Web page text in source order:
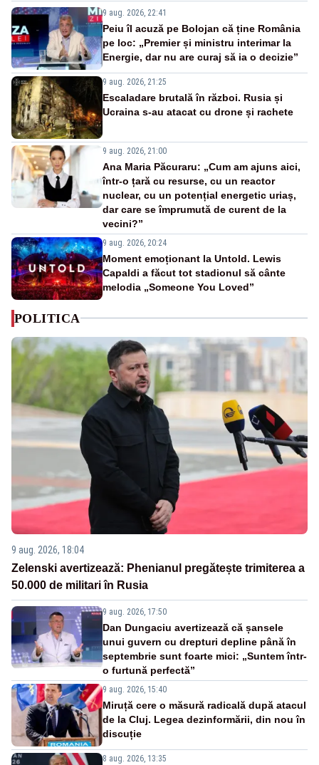
9 aug. 2026, 22:41
Peiu îl acuză pe Bolojan că ține România
pe loc: „Premier și ministru interimar la
Energie, dar nu are curaj să ia o decizie”
9 aug. 2026, 21:25
Escaladare brutală în război. Rusia și
Ucraina s-au atacat cu drone și rachete
9 aug. 2026, 21:00
Ana Maria Păcuraru: „Cum am ajuns aici,
într-o țară cu resurse, cu un reactor
nuclear, cu un potențial energetic uriaș,
dar care se împrumută de curent de la
vecini?”
9 aug. 2026, 20:24
Moment emoționant la Untold. Lewis
Capaldi a făcut tot stadionul să cânte
melodia „Someone You Loved”
POLITICA
9 aug. 2026, 18:04
Zelenski avertizează: Phenianul pregătește trimiterea a
50.000 de militari în Rusia
9 aug. 2026, 17:50
Dan Dungaciu avertizează că șansele
unui guvern cu drepturi depline până în
septembrie sunt foarte mici: „Suntem într-
o furtună perfectă”
9 aug. 2026, 15:40
Miruță cere o măsură radicală după atacul
de la Cluj. Legea dezinformării, din nou în
discuție
8 aug. 2026, 13:35